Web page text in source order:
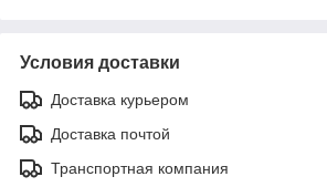
Условия доставки
Доставка курьером
Доставка почтой
Транспортная компания